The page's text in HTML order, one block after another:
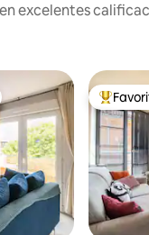
excelentes
huéspedes De los